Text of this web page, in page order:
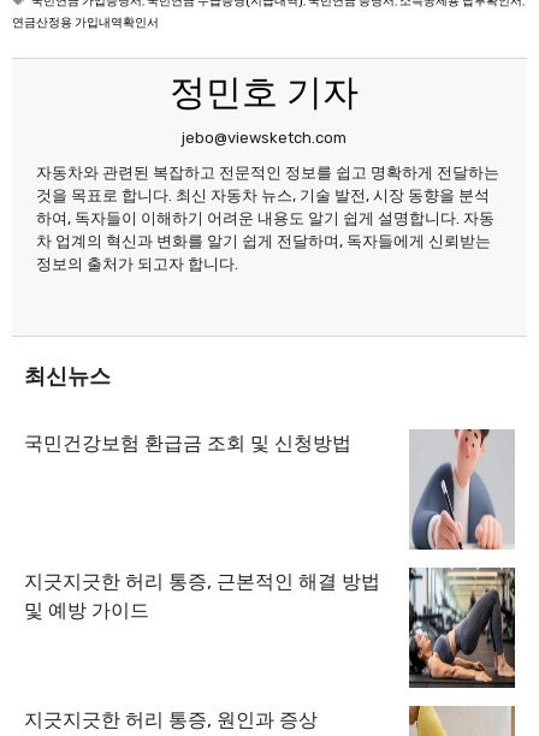
그
연금산정용 가입내역확인서
정민호 기자
jebo@viewsketch.com
자동차와 관련된 복잡하고 전문적인 정보를 쉽고 명확하게 전달하는
것을 목표로 합니다. 최신 자동차 뉴스, 기술 발전, 시장 동향을 분석
하여, 독자들이 이해하기 어려운 내용도 알기 쉽게 설명합니다. 자동
차 업계의 혁신과 변화를 알기 쉽게 전달하며, 독자들에게 신뢰받는
정보의 출처가 되고자 합니다.
최신뉴스
국민건강보험 환급금 조회 및 신청방법
지긋지긋한 허리 통증, 근본적인 해결 방법
및 예방 가이드
지긋지긋한 허리 통증, 원인과 증상